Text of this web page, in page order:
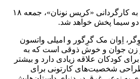
فیلم سینمایی «خانم پاتر» به کارگردانی «کریس نونان»، جمعه ۱۸
اِوان مک گرِگور و امیلی واتسون
زن جوان و خوش ذوقی است که به
کودکان علاقه زیادی دارد و بیشتر
شخصیت‌های کارتونی برای